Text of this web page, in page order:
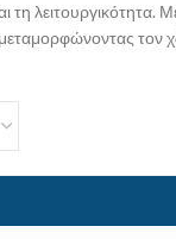
λειτουργικότητα.
τον